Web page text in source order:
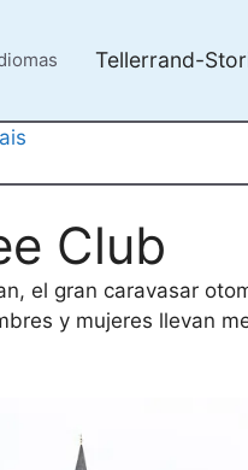
Tellerrand-
Club
el gran caravasar
y mujeres llevan